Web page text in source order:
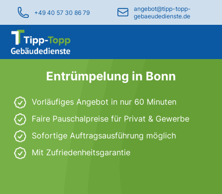
+49 40 57 30 86 79
angebot@tipp-topp-
gebaeudedienste.de
Entrümpelung in Bonn
Vorläufiges Angebot in nur 60 Minuten
Faire Pauschalpreise für Privat & Gewerbe
Sofortige Auftragsausführung möglich
Mit Zufriedenheitsgarantie